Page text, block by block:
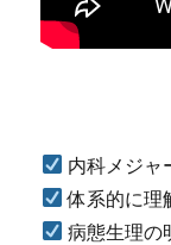
内科メジャ
体系的に理
病態生理の